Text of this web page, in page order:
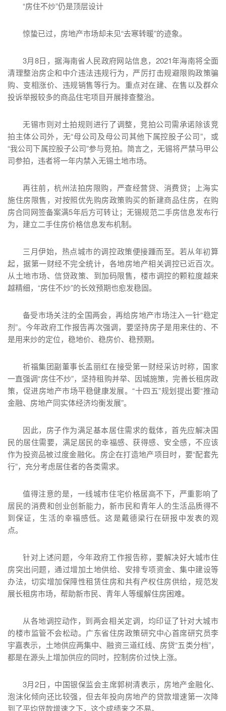
“房住不炒”仍是顶层设计
惊蛰已过，房地产市场却未见“去寒转暖”的迹象。
3月8日，据海南省人民政府网站信息，2021年海南将全面
清理整治房企和中介违法违规行为，严厉打击规避限购政策骗
购、变相涨价、违规销售等行为。重点对在建、在售以及群众
投诉举报较多的商品住宅项目开展排查整治。
无锡市则对土拍规则进行了调整，竞拍公司需承诺除该竞
拍主体公司外，无“母公司及母公司其他下属控股子公司”，或
“我公司下属控股子公司”参与竞拍。简言之，无锡将严禁马甲公
司参拍，违者将一年内禁入无锡土地市场。
再往前，杭州法拍房限购，严查经营贷、消费贷；上海实
施住房限售，对按照优先购房政策购买的新建商品住房，在购
房合同网签备案满5年后方可转让；无锡规范二手房信息发布行
为，建立二手住房价格信息发布机制。
三月伊始，热点城市的调控政策便接踵而至。若从年初算
起，据第一财经不完全统计，各地房地产相关调控已近百次。
从土地市场、信贷政策、到加码限售，楼市调控的颗粒度越来
越精细，“房住不炒”的长效预期也愈发稳固。
备受市场关注的全国两会，再给房地产市场注入一针“稳定
剂”。今年政府工作报告再次强调，要坚持房子是用来住的、不
是用来炒的定位，稳地价、稳房价、稳预期。
祈福集团副董事长孟丽红在接受第一财经采访时称，国家
一直强调“房住不炒”，坚持租购并举、因城施策，完善长租房政
策，促进房地产市场平稳健康发展。“十四五”规划提出要“推动
金融、房地产同实体经济均衡发展”。
因此，房子作为满足基本居住需求的载体，首先应解决国
民的居住需要，满足居民的幸福感、获得感、安全感，不应该
作为投资品被过度金融化。房企在打造地产项目时，要“配套先
行”，充分考虑居住者的各类需求。
值得注意的是，一线城市住宅价格居高不下，严重影响了
居民的消费和创业创新能力，新市民和青年人的生活品质得不
到保证，生活的幸福感低。这是戴德梁行在研报中发表的观
点。
针对上述问题，今年政府工作报告称，要解决好大城市住
房突出问题，通过增加土地供给、安排专项资金、集中建设等
办法，切实增加保障性租赁住房和共有产权住房供给，规范发
展长租房市场，帮助新市民、青年人等缓解住房困难。
从各地调控动作，到两会相关定调，均印证了针对大城市
的楼市监管不会松动。广东省住房政策研究中心首席研究员李
宇嘉表示，土地供应两集中、融资三道红线、房贷“五类分档”，
都是在源头上增加供应的同时，控制房价过快上涨。
3月2日，中国银保监会主席郭树清表示，房地产金融化、
泡沫化倾向还比较强，但去年投向房地产的贷款增速第一次降
到了平均贷款增速之下，这个成绩来之不易。